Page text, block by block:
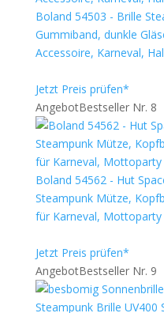
Boland 54503 - Brille
Gummiband, dunkle
Accessoire, Karneval,
Jetzt Preis prüfen*
AngebotBestseller Nr. 8
Boland 54562 - Hut
Steampunk Mütze,
für Karneval, Mottoparty
Jetzt Preis prüfen*
AngebotBestseller Nr. 9